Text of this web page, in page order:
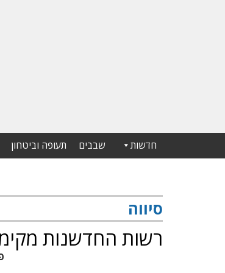
חדשות שבבים תעופה וביטחון
סיווה
רשות החדשנות